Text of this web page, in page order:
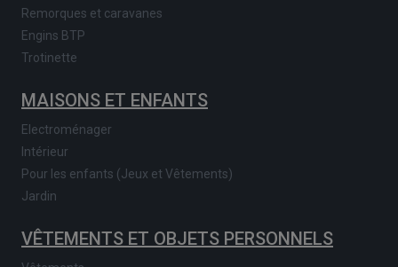
Remorques et caravanes
Engins BTP
Trotinette
MAISONS ET ENFANTS
Electroménager
Intérieur
Pour les enfants (Jeux et Vêtements)
Jardin
VÊTEMENTS ET OBJETS PERSONNELS